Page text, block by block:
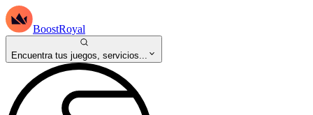
BoostRoyal
Encuentra tus juegos, servicios...